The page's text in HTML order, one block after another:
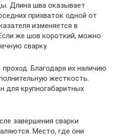
Длина шва оказывает
прихваток одной от
изменяется в
же шов короткий, можно
сварку.
Благодаря их наличию
жесткость.
для крупногабаритных
завершения сварки
Место, где они